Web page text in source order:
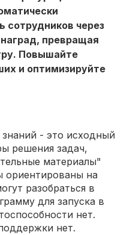
сотрудников через
превращая
Повышайте
и оптимизируйте
- это исходный
решения задач,
материалы"
ориентированы на
разобраться в
для запуска в
нет.
нет.